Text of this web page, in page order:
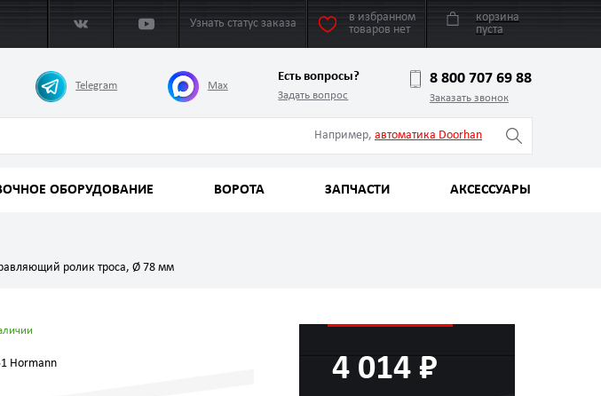
Узнать статус заказа
в избранном
товаров нет
корзина
пуста
Telegram Max
Есть вопросы?
Задать вопрос
8 800 707 69 88
Заказать звонок
Например, автоматика Doorhan
ОБОРУДОВАНИЕ ВОРОТА ЗАПЧАСТИ АКСЕССУАРЫ
ролик троса, Ø 78 мм
Hormann 4 014 ₽